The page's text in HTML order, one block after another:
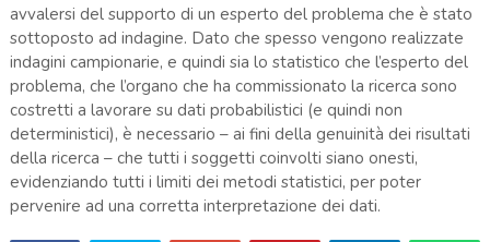
avvalersi del supporto di un esperto del problema che è stato
sottoposto ad indagine. Dato che spesso vengono realizzate
indagini campionarie, e quindi sia lo statistico che l’esperto del
problema, che l’organo che ha commissionato la ricerca sono
costretti a lavorare su dati probabilistici (e quindi non
deterministici), è necessario – ai fini della genuinità dei risultati
della ricerca – che tutti i soggetti coinvolti siano onesti,
evidenziando tutti i limiti dei metodi statistici, per poter
pervenire ad una corretta interpretazione dei dati.